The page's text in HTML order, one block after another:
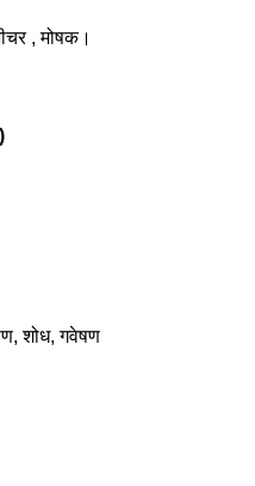
, मोषक।
शोध, गवेषण